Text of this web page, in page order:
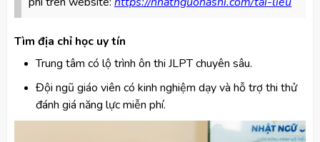
Tìm địa chỉ học uy tín
Trung tâm có lộ trình ôn thi JLPT chuyên sâu.
Đội ngũ giáo viên có kinh nghiệm dạy và hỗ trợ thi thử
đánh giá năng lực miễn phí.